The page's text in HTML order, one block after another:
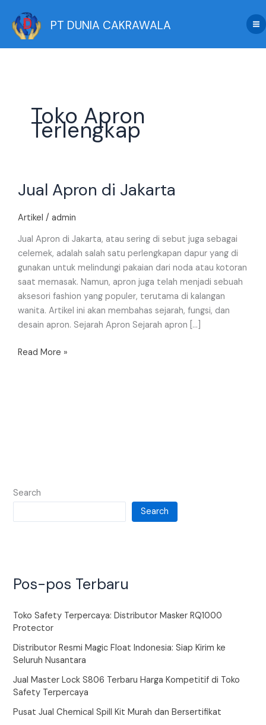
content
PT DUNIA CAKRAWALA
Toko Apron
Terlengkap
Jual Apron di Jakarta
Artikel / admin
Jual Apron di Jakarta, atau sering di sebut juga sebagai
celemek, adalah salah satu perlengkapan dapur yang di
gunakan untuk melindungi pakaian dari noda atau kotoran
saat memasak. Namun, apron juga telah menjadi sebuah
aksesori fashion yang populer, terutama di kalangan
wanita. Artikel ini akan membahas sejarah, fungsi, dan
desain apron. Sejarah Apron Sejarah apron […]
Apron
Jakarta
Read More »
Search
Search
Pos-pos Terbaru
Toko Safety Terpercaya: Distributor Masker RQ1000
Protector
Distributor Resmi Magic Float Indonesia: Siap Kirim ke
Seluruh Nusantara
Jual Master Lock S806 Terbaru Harga Kompetitif di Toko
Safety Terpercaya
Pusat Jual Chemical Spill Kit Murah dan Bersertifikat